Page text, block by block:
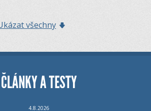
všechny
ČLÁNKY A TESTY
4.8.2026